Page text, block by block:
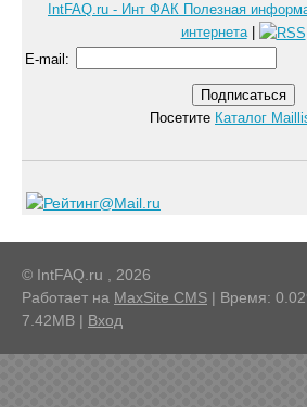
IntFAQ.ru - Инт ФАК Полезная
интернета|
E-mail :
Посетите Каталог
© IntFAQ.ru , 2026
Работает на MaxSite CMS | Время:
7.42MB | Вход